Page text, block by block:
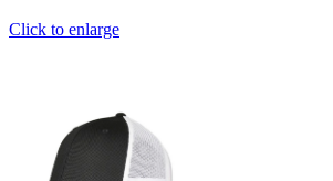
Click to enlarge